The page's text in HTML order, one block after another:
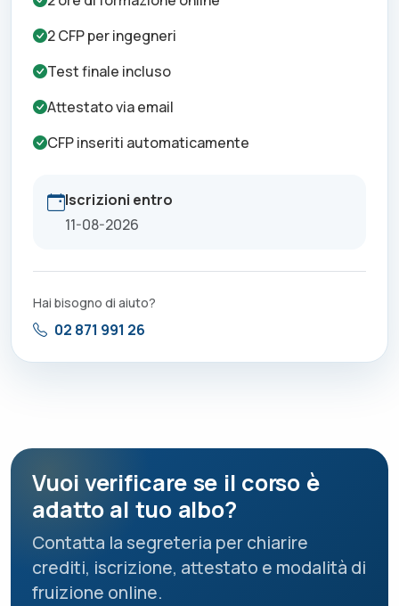
2CFP peringegneri
Test finale incluso
Attestato via email
CFP inseriti automaticamente
Iscrizioni entro
11-08-2026
Hai bisogno di aiuto?
02 871 991 26
Vuoi verificare se il corso è
adatto al tuo albo?
Contatta la segreteria per chiarire
crediti, iscrizione, attestato e modalità di
fruizione online.